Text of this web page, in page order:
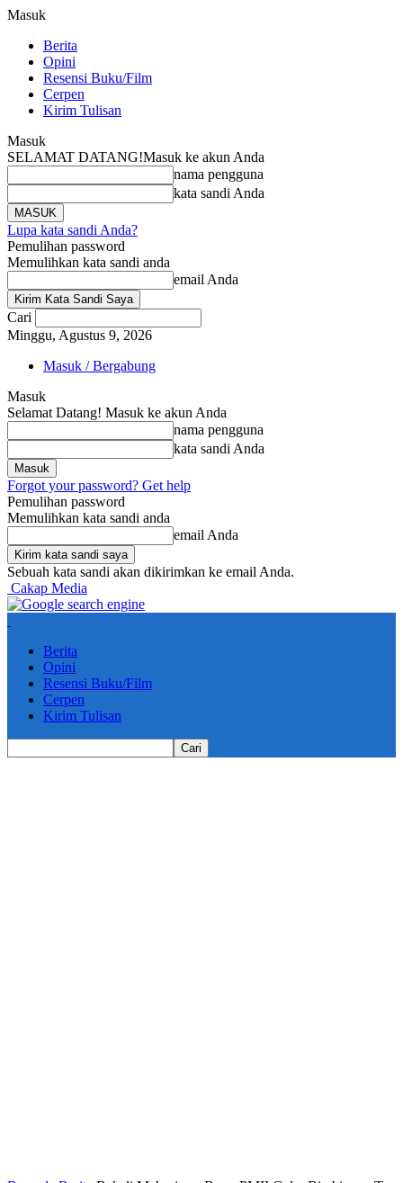
Masuk
Berita
Opini
Resensi Buku/Film
Cerpen
Kirim Tulisan
Masuk
SELAMAT DATANG!Masuk ke akun Anda
nama pengguna
kata sandi Anda
Lupa kata sandi Anda?
Pemulihan password
Memulihkan kata sandi anda
email Anda
Cari
Minggu, Agustus 9, 2026
Masuk / Bergabung
Masuk
Selamat Datang! Masuk ke akun Anda
nama pengguna
kata sandi Anda
Forgot your password? Get help
Pemulihan password
Memulihkan kata sandi anda
email Anda
Sebuah kata sandi akan dikirimkan ke email Anda.
Cakap Media
Berita
Opini
Resensi Buku/Film
Cerpen
Kirim Tulisan